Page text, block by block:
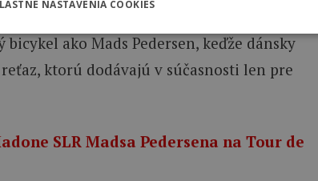
ako Mads Pedersen, keďže dánsky
ktorú dodávajú v súčasnosti len pre
SLR Madsa Pedersena na Tour de
NASTAVENIA COOKIES